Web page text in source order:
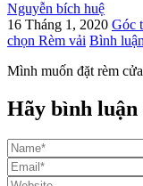
Nguyễn bích huệ
16 Tháng 1, 2020 Góc
chọn Rèm vải Bình luận
Mình muốn đặt rèm
Hãy bình luận